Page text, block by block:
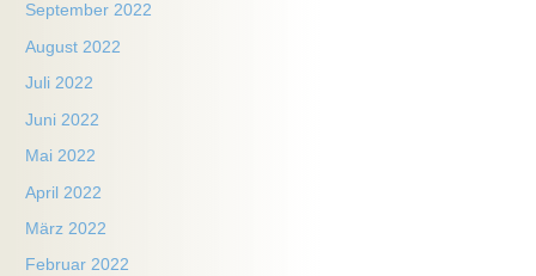
September 2022
August 2022
Juli 2022
Juni 2022
Mai 2022
April 2022
März 2022
Februar 2022